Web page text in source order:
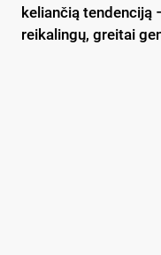
keliančią tendenciją
reikalingų, greitai